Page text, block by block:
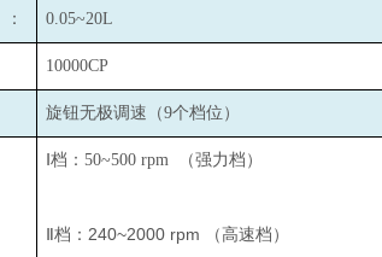
0.05~20L
10000CP
旋钮无极调速（9个档位）
Ⅰ档：50~500 rpm （强力档）
Ⅱ档：240~2000 rpm （高速档）